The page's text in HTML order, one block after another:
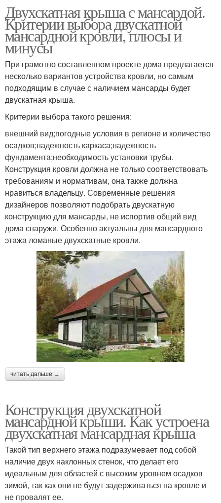
Двухскатная крыша с мансардой.
Критерии выбора двускатной
мансардной кровли, плюсы и
минусы
При грамотно составленном проекте дома предлагается
несколько вариантов устройства кровли, но самым
подходящим в случае с наличием мансарды будет
двускатная крыша.
Критерии выбора такого решения:
внешний вид;погодные условия в регионе и количество
осадков;надежность каркаса;надежность
фундамента;необходимость установки трубы.
Конструкция кровли должна не только соответствовать
требованиям и нормативам, она также должна
нравиться владельцу. Современные решения
дизайнеров позволяют подобрать двускатную
конструкцию для мансарды, не испортив общий вид
дома снаружи. Особенно актуальны для мансардного
этажа ломаные двухскатные кровли.
читать дальше →
Конструкция двухскатной
мансардной крыши. Как устроена
двухскатная мансардная крыша
Такой тип верхнего этажа подразумевает под собой
наличие двух наклонных стенок, что делает его
идеальным для областей с высоким уровнем осадков
зимой, так как они не будут задерживаться на кровле и
не провалят ее.